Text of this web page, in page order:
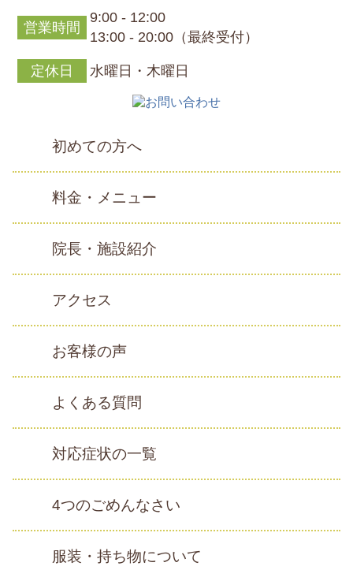
営業時間
9:00 - 12:00
13:00 - 20:00（最終受付）
定休日 水曜日・木曜日
初めての方へ
料金・メニュー
院長・施設紹介
アクセス
お客様の声
よくある質問
対応症状の一覧
4つのごめんなさい
服装・持ち物について